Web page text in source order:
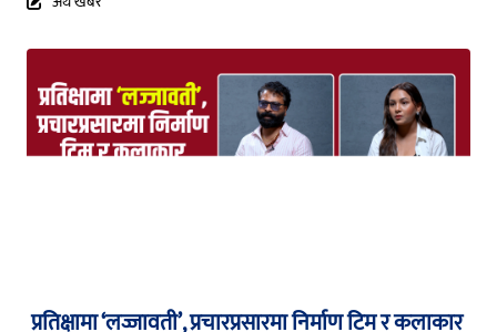
प्रतिक्षामा ‘लज्जावती’, प्रचारप्रसारमा निर्माण टिम र कलाकार